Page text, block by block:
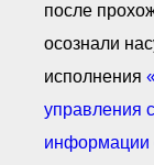
после
осознали
исполнения
управления
информации